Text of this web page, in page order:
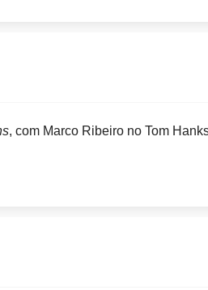
, com Marco Ribeiro no Tom